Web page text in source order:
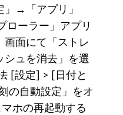
」→「アプリ」
ローラー」アプリ
面にて「ストレ
ュを消去」を選
[設定] > [日付と
の自動設定」をオ
ホの再起動する